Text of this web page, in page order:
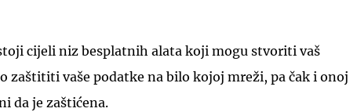
cijeli niz besplatnih alata koji mogu stvoriti vaš
zaštititi vaše podatke na bilo kojoj mreži, pa čak i onoj
da je zaštićena.